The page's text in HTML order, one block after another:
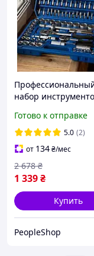
набор
головки, ключи,
трещотки для дома
Готово к отправке
5.0 (2)
от 134₴/мес
1 339₴
2 678 ₴
Купить
PeopleShop